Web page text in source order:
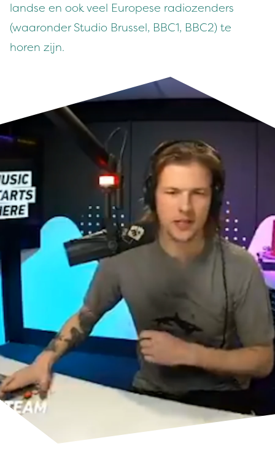
landse en ook veel Europese radiozen­ders
(waaron­der Stu­dio Brus­sel, BBC1, BBC2) te
horen zijn.